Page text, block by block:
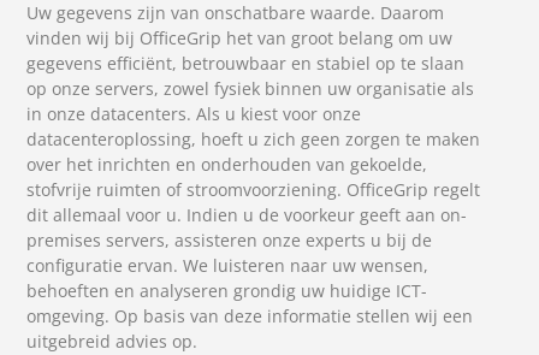
Uw gegevens zijn van onschatbare waarde. Daarom
vinden wij bij OfficeGrip het van groot belang om uw
gegevens efficiënt, betrouwbaar en stabiel op te slaan
op onze servers, zowel fysiek binnen uw organisatie als
in onze datacenters. Als u kiest voor onze
datacenteroplossing, hoeft u zich geen zorgen te maken
over het inrichten en onderhouden van gekoelde,
stofvrije ruimten of stroomvoorziening. OfficeGrip regelt
dit allemaal voor u. Indien u de voorkeur geeft aan on-
premises servers, assisteren onze experts u bij de
configuratie ervan. We luisteren naar uw wensen,
behoeften en analyseren grondig uw huidige ICT-
omgeving. Op basis van deze informatie stellen wij een
uitgebreid advies op.